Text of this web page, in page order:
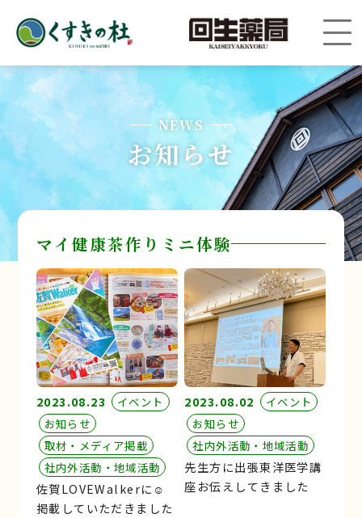
NEWS
お知らせ
マイ健康茶作りミニ体験
2023.08.23
イベント
お知らせ
取材・メディア掲載
社内外活動・地域活動
佐賀LOVEWalkerに☺︎
掲載していただきました
2023.08.02
イベント
お知らせ
社内外活動・地域活動
先生方に出張東洋医学講
座お伝えしてきました